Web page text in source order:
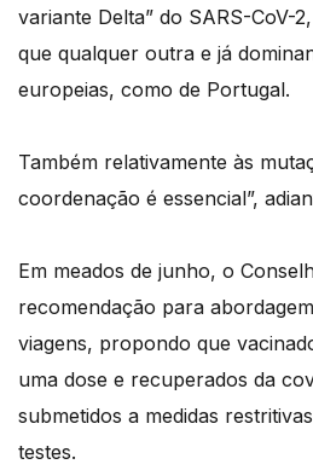
variante Delta” do SARS-CoV-
que qualquer outra e já
europeias, como de Portugal.
Também relativamente às
coordenação é essencial”,
Em meados de junho, o
recomendação para
viagens, propondo que
uma dose e recuperados da
submetidos a medidas
testes.